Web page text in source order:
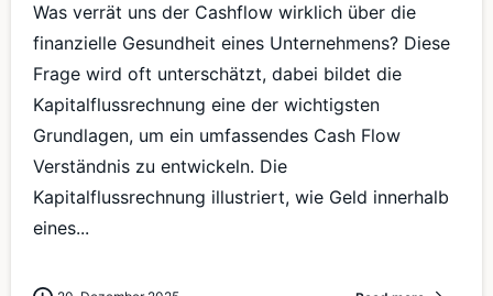
Was verrät uns der Cashflow wirklich über die
finanzielle Gesundheit eines Unternehmens? Diese
Frage wird oft unterschätzt, dabei bildet die
Kapitalflussrechnung eine der wichtigsten
Grundlagen, um ein umfassendes Cash Flow
Verständnis zu entwickeln. Die
Kapitalflussrechnung illustriert, wie Geld innerhalb
eines...